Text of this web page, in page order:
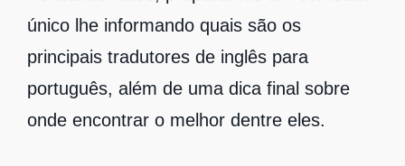
único lhe informando quais são os
principais tradutores de inglês para
português, além de uma dica final sobre
onde encontrar o melhor dentre eles.